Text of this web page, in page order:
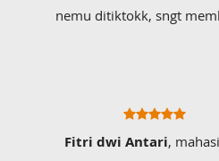
nemu ditiktokk, sngt
Fitri dwi Antari,